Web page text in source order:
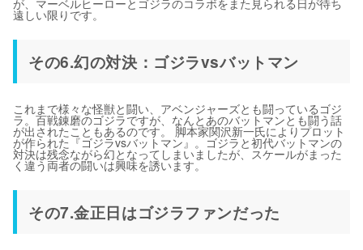
が、マーベルヒーローとゴジラのコラボをまた見られる日が待ち
遠しい限りです。
その6.幻の対決：ゴジラvsバットマン
これまで様々な怪獣と闘い、アベンジャーズとも闘っているゴジ
ラ。百戦錬磨のゴジラですが、なんとあのバットマンとも闘う話
が出されたこともあるのです。 脚本家関沢新一氏によりプロット
が作られた『ゴジラvsバットマン』。ゴジラと初代バットマンの
対決は残念ながら幻となってしまいましたが、スケールがまった
く違う両者の闘いは興味を誘います。
その7.金正日はゴジラファンだった